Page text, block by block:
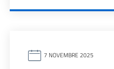
7 NOVEMBRE 2025